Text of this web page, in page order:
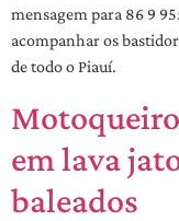
mensagem para 86 9
acompanhar os
de todo o Piauí.
em lava
baleados